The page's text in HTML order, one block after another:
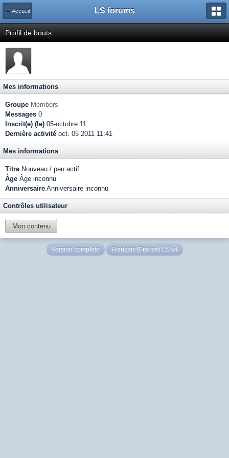
← Accueil LS forums
Profil de bouts
Mes informations
Groupe Members
Messages 0
Inscrit(e) (le) 05-octobre 11
Dernière activité oct. 05 2011 11:41
Mes informations
Titre Nouveau / peu actif
Âge Âge inconnu
Anniversaire Anniversaire inconnu
Contrôles utilisateur
Mon contenu
Version complète Français (France) LS v4